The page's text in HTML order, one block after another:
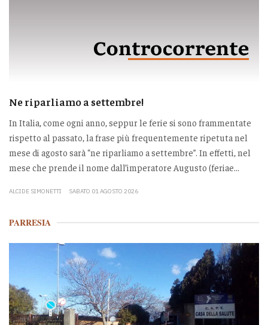
Ne riparliamo a settembre!
In Italia, come ogni anno, seppur le ferie si sono frammentate
rispetto al passato, la frase più frequentemente ripetuta nel
mese di agosto sarà “ne riparliamo a settembre”. In effetti, nel
mese che prende il nome dall’imperatore Augusto (feriae...
ALCIDE SIMONETTI SABATO 01 AGOSTO 2026
PARRESIA